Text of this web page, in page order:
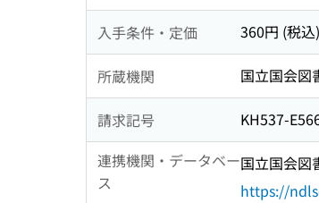
入手条件・定価 360円 (税込)
所蔵機関 国立国会図
請求記号
KH537-
連携機関・データベー
ス
国立国会図
https://